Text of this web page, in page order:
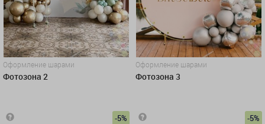
Оформление шарами
Фотозона 2
-5%
Оформление шарами
Фотозона 3
-5%